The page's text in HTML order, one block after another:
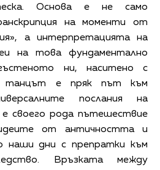
Основа е не само
на моменти от
а интерпретацията на
на това фундаментално
ни, наситено с
танцът е пряк път към
послания на
своего рода пътешествие
от античността и
наши дни с препратки към
Връзката между